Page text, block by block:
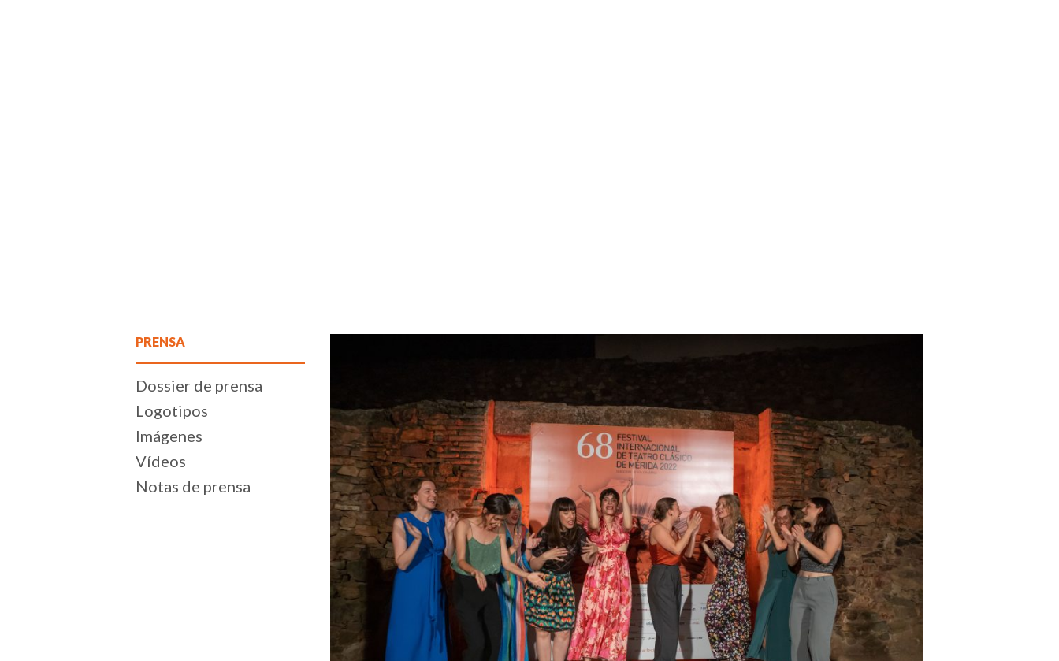
PRENSA
Dossier de prensa
Logotipos
Imágenes
Vídeos
Notas de prensa